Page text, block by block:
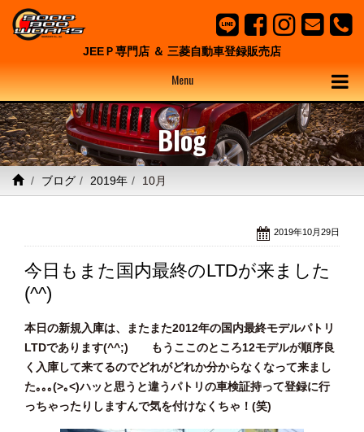
JEEＰ専門店 ＆ 三菱自動車登録販売店
Menu
Blog
ブログ 2019年 10月
2019年10月29日
今日もまた国内最終のLTDが来ました
(^^)
本日の新規入庫は、またまた2012年の国内最終モデルパトリ
LTDであります(^^;) もうここのところ12モデルが順序良
く入庫して来てるのでどれがどれか分からなくなって来まし
た｡｡｡(>｡<)ハッと思うと違うパトリの車検証持って登録に行
っちゃったりしますんで気を付けなくちゃ！(笑)